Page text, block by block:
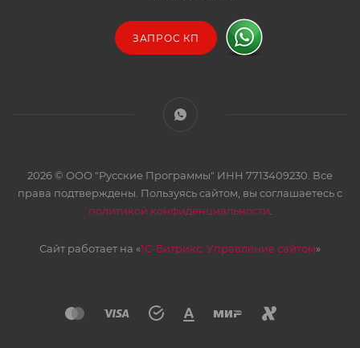
ЗАПРОС КП
2026 © ООО "Русские Программы" ИНН 7713409230. Все
права подтверждены. Пользуясь сайтом, вы соглашаетесь с
политикой конфиденциальности
Сайт работает на «1С-Битрикс: Управление сайтом»